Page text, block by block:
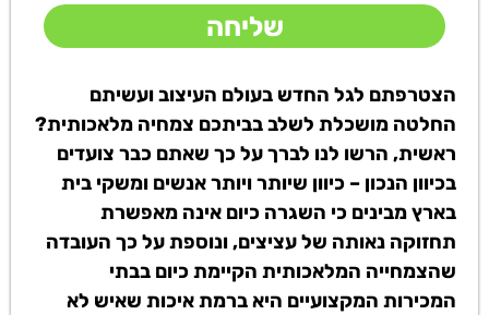
שליחה
הצטרפתם לגל החדש בעולם העיצוב ועשיתם
החלטה מושכלת לשלב בביתכם צמחיה מלאכותית?
ראשית, הרשו לנו לברך על כך שאתם כבר צועדים
בכיוון הנכון – כיוון שיותר ויותר אנשים ומשקי בית
בארץ מבינים כי השגרה כיום אינה מאפשרת
תחזוקה נאותה של עציצים, ונוספת על כך העובדה
שהצמחייה המלאכותית הקיימת כיום בבתי
המכירות המקצועיים היא ברמת איכות שאיש לא